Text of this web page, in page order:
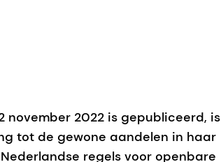
2022 is gepubliceerd, is
tot de gewone aandelen in haar
regels voor openbare